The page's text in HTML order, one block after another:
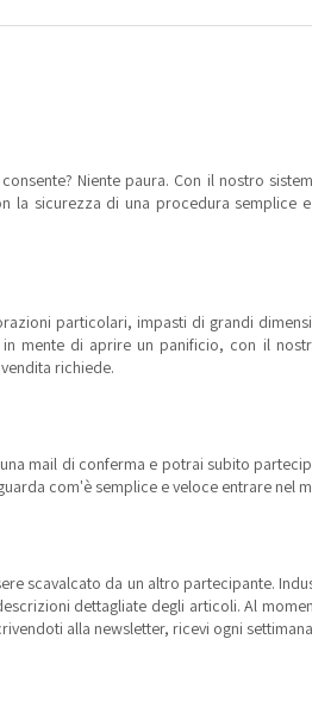
Niente paura. Con il nostro
sicurezza di una procedura semplice
particolari, impasti di grandi
mente di aprire un panificio, con il
richiede.
mail di conferma e potrai subito
com'è semplice e veloce entrare nel
scavalcato da un altro partecipante.
dettagliate degli articoli. Al
alla newsletter, ricevi ogni